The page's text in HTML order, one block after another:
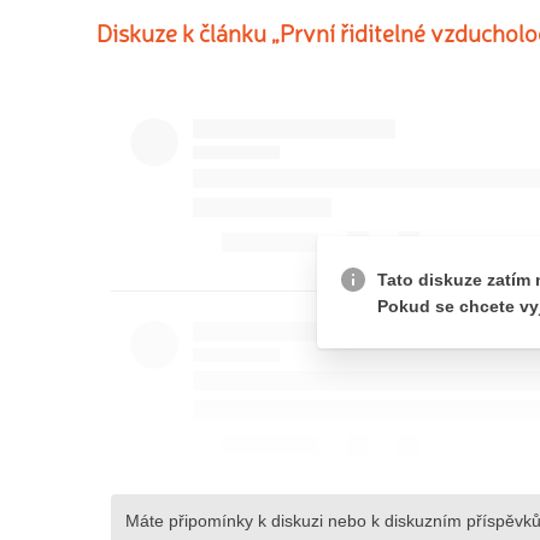
Diskuze k článku „První řiditelné